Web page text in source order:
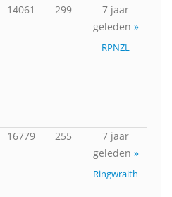
14061 299
7 jaar
geleden »
RPNZL
16779 255
7 jaar
geleden »
Ringwraith